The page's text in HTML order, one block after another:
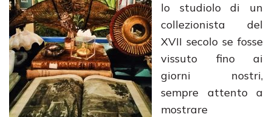
lo studiolo di un
collezionista del
XVII secolo se fosse
vissuto fino ai
giorni nostri,
sempre attento a
mostrare